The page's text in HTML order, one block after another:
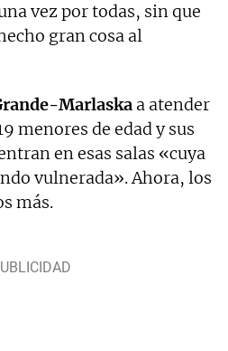
vez por todas, sin que
gran cosa al
Marlaska a atender
menores de edad y sus
en esas salas «cuya
vulnerada». Ahora, los
más.